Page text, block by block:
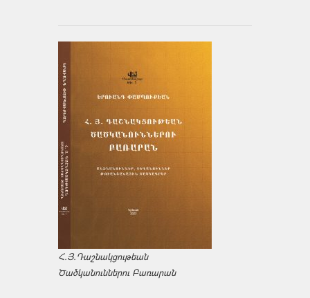
Հ.Յ.Դաշնակցութեան
Ծածկանուններու Բառարան